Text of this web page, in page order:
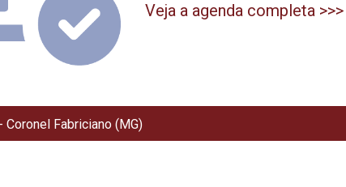
Veja a agenda completa >>>
Fabriciano (MG)